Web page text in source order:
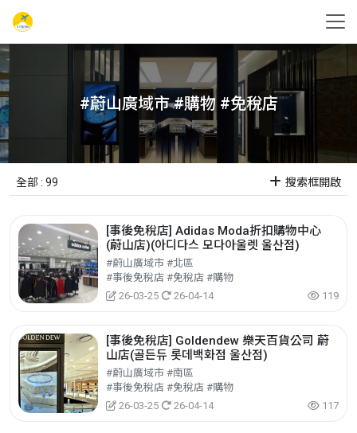
#蔚山廣域市 #購物 #免稅店
全部 : 99 搜索框開啟
[事後免稅店] Adidas Moda折扣購物中心
(蔚山店)(아디다스 모다아울렛 울산점)
#蔚山廣域市 #北區
#事後免稅店 #免稅店 #購物
26-03-25
26-04-14 119
[事後免稅店] Goldendew 樂天百貨公司 蔚
山店(골든듀 롯데백화점 울산점)
#蔚山廣域市 #南區
#事後免稅店 #免稅店 #購物
26-03-25
26-04-14 117